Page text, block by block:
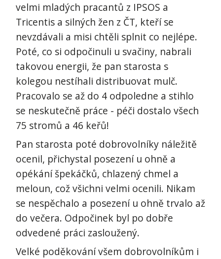
velmi mladých pracantů z IPSOS a
Tricentis a silných žen z ČT, kteří se
nevzdávali a misi chtěli splnit co nejlépe.
Poté, co si odpočinuli u svačiny, nabrali
takovou energii, že pan starosta s
kolegou nestíhali distribuovat mulč.
Pracovalo se až do 4 odpoledne a stihlo
se neskutečně práce - péči dostalo všech
75 stromů a 46 keřů!
Pan starosta poté dobrovolníky náležitě
ocenil, přichystal posezení u ohně a
opékání špekáčků, chlazený chmel a
meloun, což všichni velmi ocenili. Nikam
se nespěchalo a posezení u ohně trvalo až
do večera. Odpočinek byl po dobře
odvedené práci zasloužený.
Velké poděkování všem dobrovolníkům i